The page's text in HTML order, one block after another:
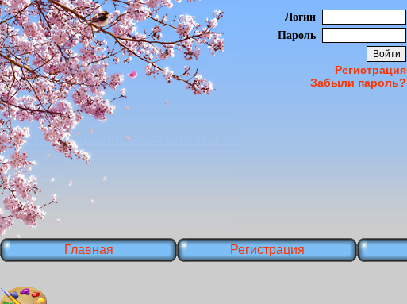
Логин
Пароль
Регистрация
Забыли пароль?
Главная Регистрация